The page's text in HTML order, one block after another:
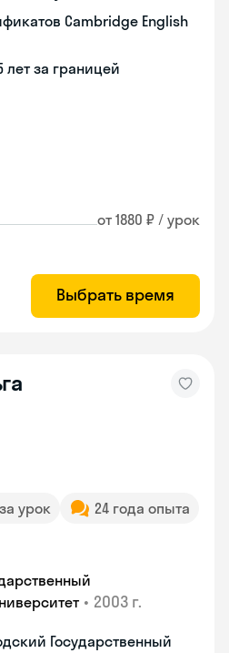
Cambridge English
лет за границей
от 1880 ₽ / урок
Выбрать время
урок
24 года опыта
• 2003 г.
Государственный